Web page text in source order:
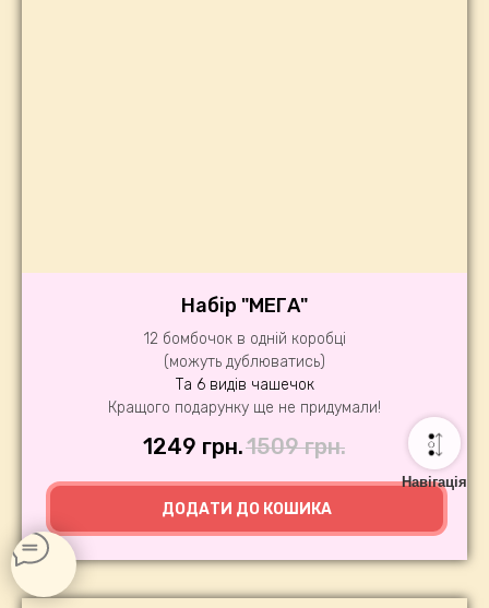
Навігація
Набір "МЕГА"
12 бомбочок в одній коробці
(можуть дублюватись)
Та 6 видів чашечок
Кращого подарунку ще не придумали!
1249 грн.1509 грн.
ДОДАТИ ДО КОШИКА